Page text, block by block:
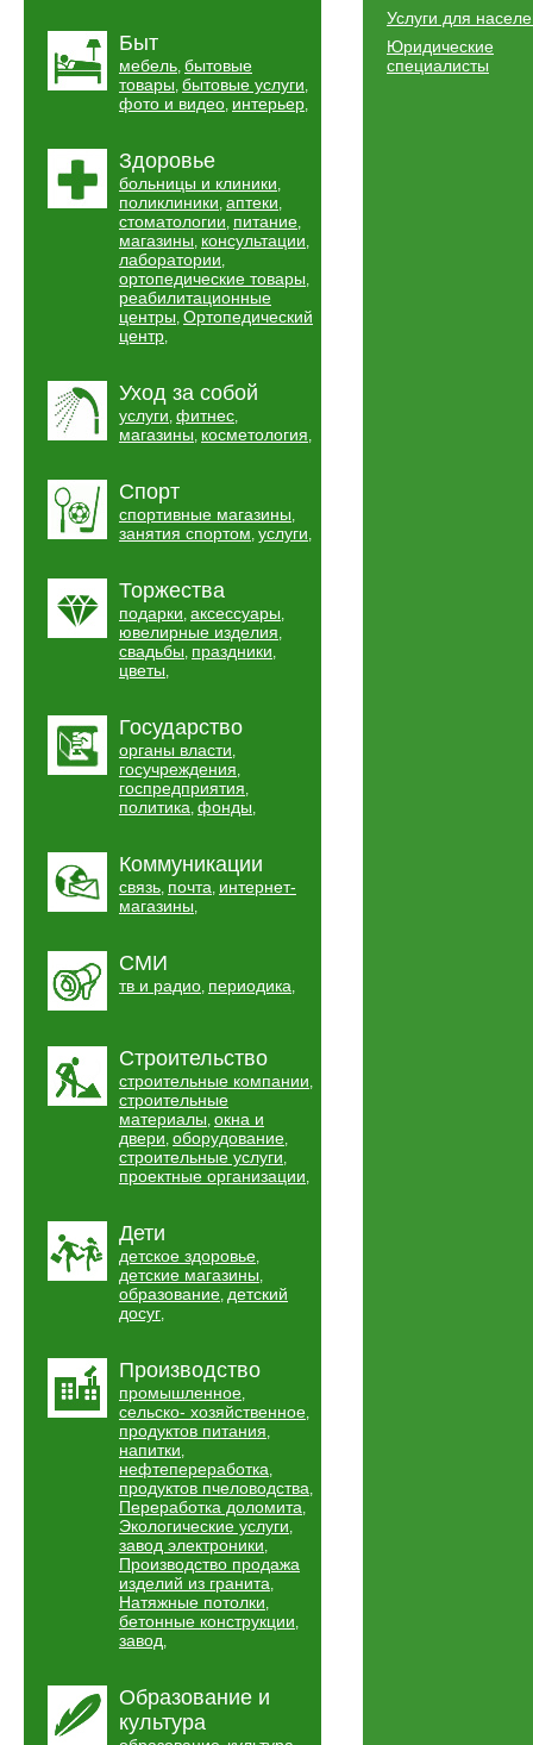
Быт
мебель, бытовые
товары, бытовые услуги,
фото и видео, интерьер,
Здоровье
больницы и клиники,
поликлиники, аптеки,
стоматологии, питание,
магазины, консультации,
лаборатории,
ортопедические товары,
реабилитационные
центры, Ортопедический
центр,
Уход за собой
услуги, фитнес,
магазины, косметология,
Спорт
спортивные магазины,
занятия спортом, услуги,
Торжества
подарки, аксессуары,
ювелирные изделия,
свадьбы, праздники,
цветы,
Государство
органы власти,
госучреждения,
госпредприятия,
политика, фонды,
Коммуникации
связь, почта, интернет-
магазины,
СМИ
тв и радио, периодика,
Строительство
строительные компании,
строительные
материалы, окна и
двери, оборудование,
строительные услуги,
проектные организации,
Дети
детское здоровье,
детские магазины,
образование, детский
досуг,
Производство
промышленное,
сельско- хозяйственное,
продуктов питания,
напитки,
нефтепереработка,
продуктов пчеловодства,
Переработка доломита,
Экологические услуги,
завод электроники,
Производство продажа
изделий из гранита,
Натяжные потолки,
бетонные конструкции,
завод,
Образование и
культура
Услуги для
Юридические
специалисты